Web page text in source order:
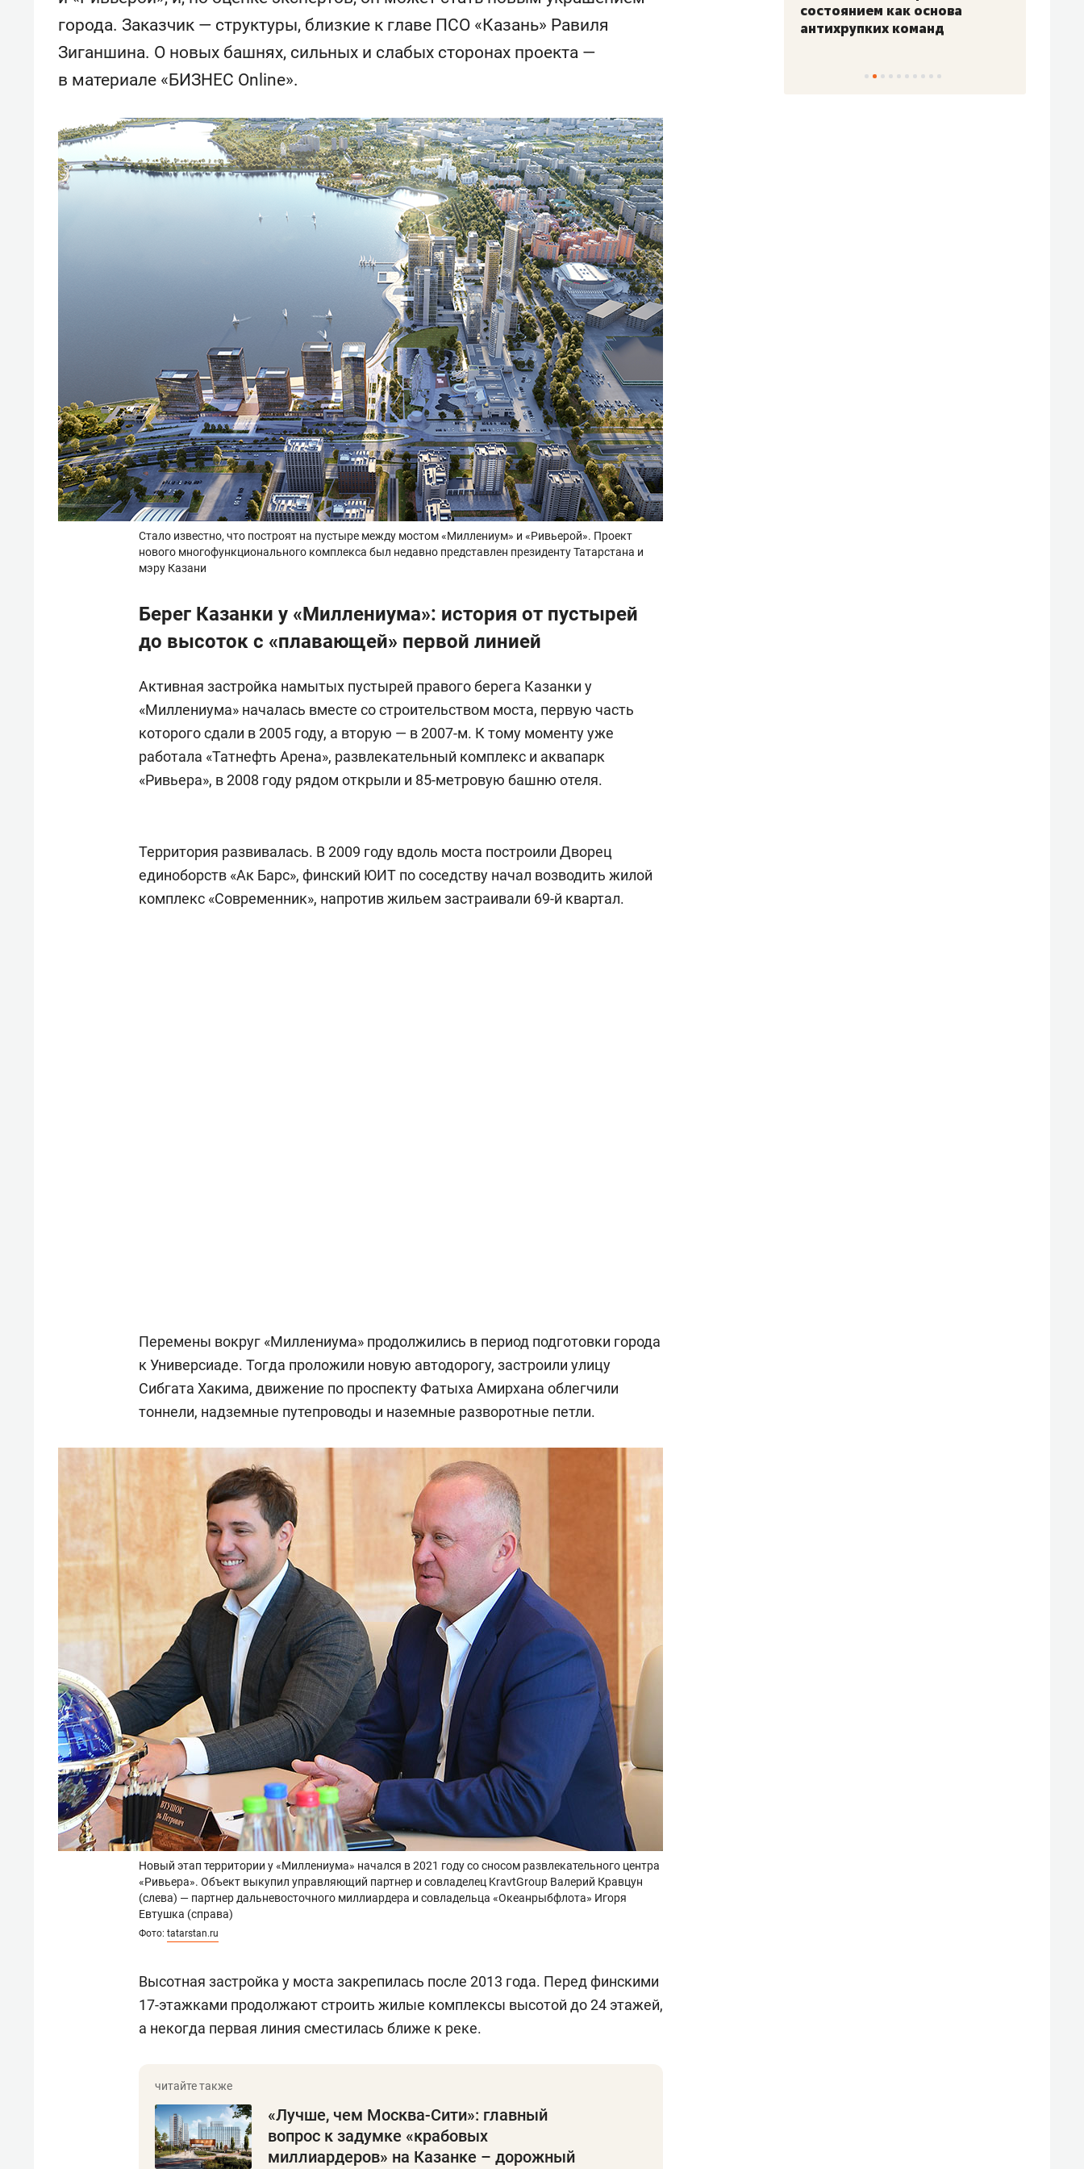
города. Заказчик — структуры, близкие к главе ПСО «Казань» Равиля
Зиганшина. О новых башнях, сильных и слабых сторонах проекта —
в материале «БИЗНЕС Online».
Стало известно, что построят на пустыре между мостом «Миллениум» и «Ривьерой». Проект
нового многофункционального комплекса был недавно представлен президенту Татарстана и
мэру Казани
Берег Казанки у «Миллениума»: история от пустырей
до высоток с «плавающей» первой линией
Активная застройка намытых пустырей правого берега Казанки у
«Миллениума» началась вместе со строительством моста, первую часть
которого сдали в 2005 году, а вторую — в 2007-м. К тому моменту уже
работала «Татнефть Арена», развлекательный комплекс и аквапарк
«Ривьера», в 2008 году рядом открыли и 85-метровую башню отеля.
Территория развивалась. В 2009 году вдоль моста построили Дворец
единоборств «Ак Барс», финский ЮИТ по соседству начал возводить жилой
комплекс «Современник», напротив жильем застраивали 69-й квартал.
Перемены вокруг «Миллениума» продолжились в период подготовки города
к Универсиаде. Тогда проложили новую автодорогу, застроили улицу
Сибгата Хакима, движение по проспекту Фатыха Амирхана облегчили
тоннели, надземные путепроводы и наземные разворотные петли.
Новый этап территории у «Миллениума» начался в 2021 году со сносом развлекательного центра
«Ривьера». Объект выкупил управляющий партнер и совладелец KravtGroup Валерий Кравцун
(слева) — партнер дальневосточного миллиардера и совладельца «Океанрыбфлота» Игоря
Евтушка (справа)
Фото: tatarstan.ru
Высотная застройка у моста закрепилась после 2013 года. Перед финскими
17-этажками продолжают строить жилые комплексы высотой до 24 этажей,
а некогда первая линия сместилась ближе к реке.
«Лучше, чем Москва-Сити»: главный
вопрос к задумке «крабовых
миллиардеров» на Казанке – дорожный
состоянием как основа
антихрупких команд
«Гонка Героев»